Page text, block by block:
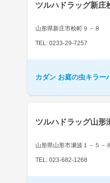
取扱店検索はこちら
ツルハドラッグ新庄
山形県新庄市桧町９－８
TEL: 0233-29-7257
カダン お庭の虫キラー
ツルハドラッグ山形
山形県山形市瀬波１－５－８
TEL: 023-682-1268